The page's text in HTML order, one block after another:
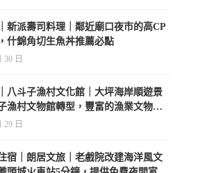
新派壽司料理｜鄰近廟口夜市的高CP
什錦角切生魚丼推薦必點
30 日
八斗子漁村文化館｜大坪海岸順遊景
漁村文物館轉型，豐富的漁業文物，
29 日
宿｜朗居文旅｜老戲院改建海洋風文